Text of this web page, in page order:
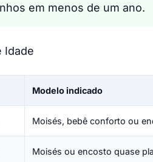
em menos de um ano.
Idade
Modelo indicado
Moisés, bebê conforto ou
Moisés ou encosto quase